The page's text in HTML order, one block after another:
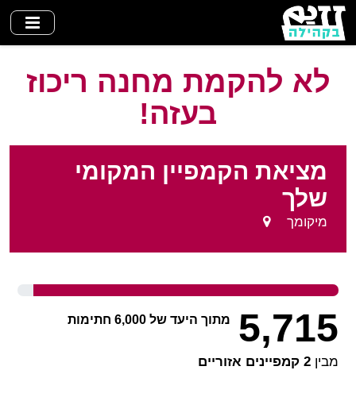
Skip
main
contentלא להקמת מחנה ריכוז
בעזה!
מציאת הקמפיין המקומי
שלך
מיקומך
5,715 מתוך היעד של 6,000 חתימות
מבין 2 קמפיינים אזוריים